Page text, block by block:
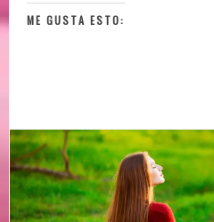
ME GUSTA ESTO: